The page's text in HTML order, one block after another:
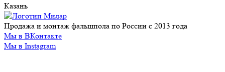
Казань
Продажа и монтаж фальшпола по России с 2013 года
Мы в ВКонтакте
Мы в Instagram